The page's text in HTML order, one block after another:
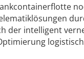
der intelligent